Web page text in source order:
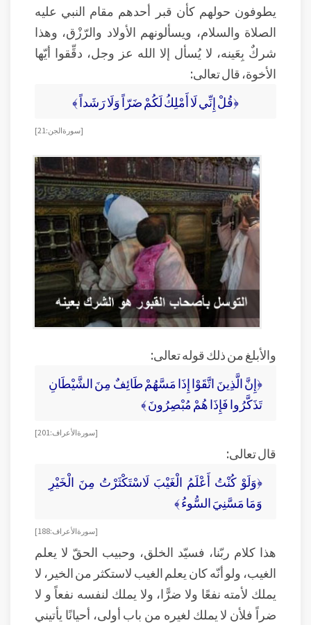
يطوفون حولهم كأن قبر أحدهم مقام النبي عليه
الصلاة والسلام، ويسألونهم الأولاد والرّزْق، وهذا
شركٌ بِعَينه، لا يُسأل إلا الله عز وجل، دقِّقوا أيّها
الأخوة، قال تعالى:
﴿قُلْ إِنِّي لَا أَمْلِكُ لَكُمْ ضَرّاً وَلَا رَشَداً ﴾
[ سورة الجن : 21]
والأبلغ من ذلك قوله تعالى:
﴿إِنَّ الَّذِينَ اتَّقَوْا إِذَا مَسَّهُمْ طَائِفٌ مِنَ الشَّيْطَانِ
تَذَكَّرُوا فَإِذَا هُمْ مُبْصِرُونَ ﴾
[ سورة الأعراف : 201]
قال تعالى:
﴿وَلَوْ كُنْتُ أَعْلَمُ الْغَيْبَ لَاسْتَكْثَرْتُ مِنَ الْخَيْرِ
وَمَا مَسَّنِيَ السُّوءُ ﴾
[ سورة الأعراف : 188]
هذا كلام ربّنا، فسيّد الخلق، وحبيب الحقّ لا يعلم
الغيب، ولو أنّه كان يعلم الغيب لاستكثر من الخير، لا
يملك لأمته نفعًا ولا ضرًّا، ولا يملك لنفسه نفعاً و لا
ضراً فلأن لا يملك لغيره من باب أولى، أحيانًا يأتيني